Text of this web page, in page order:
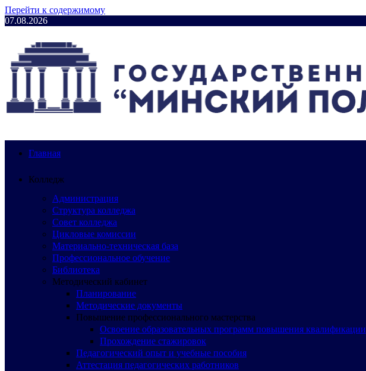
Перейти к содержимому
07.08.2026
Главная
Колледж
Администрация
Структура колледжа
Совет колледжа
Цикловые комиссии
Материально-техническая база
Профессиональное обучение
Библиотека
Методический кабинет
Планирование
Методические документы
Повышение профессионального мастерства
Освоение образовательных программ повышения квалификации
Прохождение стажировок
Педагогический опыт и учебные пособия
Аттестация педагогических работников